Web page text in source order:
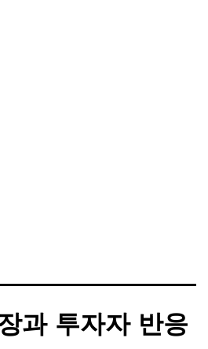
과 투자자 반응